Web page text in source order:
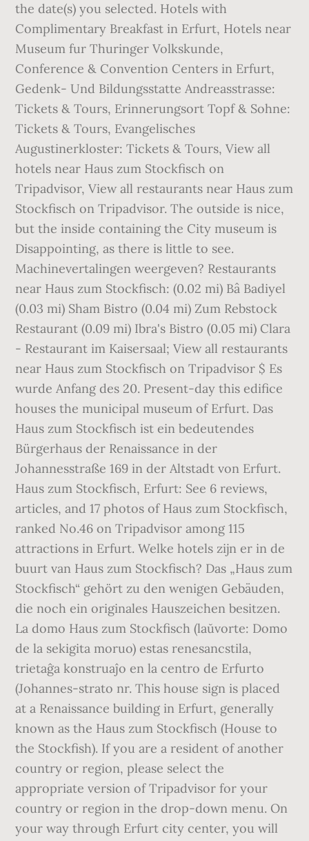
the date(s) you selected. Hotels with
Complimentary Breakfast in Erfurt, Hotels near
Museum fur Thuringer Volkskunde,
Conference & Convention Centers in Erfurt,
Gedenk- Und Bildungsstatte Andreasstrasse:
Tickets & Tours‎, Erinnerungsort Topf & Sohne:
Tickets & Tours‎, Evangelisches
Augustinerkloster: Tickets & Tours‎, View all
hotels near Haus zum Stockfisch on
Tripadvisor, View all restaurants near Haus zum
Stockfisch on Tripadvisor. The outside is nice,
but the inside containing the City museum is
Disappointing, as there is little to see.
Machinevertalingen weergeven? Restaurants
near Haus zum Stockfisch: (0.02 mi) Bâ Badiyel
(0.03 mi) Sham Bistro (0.04 mi) Zum Rebstock
Restaurant (0.09 mi) Ibra's Bistro (0.05 mi) Clara
- Restaurant im Kaisersaal; View all restaurants
near Haus zum Stockfisch on Tripadvisor $ Es
wurde Anfang des 20. Present-day this edifice
houses the municipal museum of Erfurt. Das
Haus zum Stockfisch ist ein bedeutendes
Bürgerhaus der Renaissance in der
Johannesstraße 169 in der Altstadt von Erfurt.
Haus zum Stockfisch, Erfurt: See 6 reviews,
articles, and 17 photos of Haus zum Stockfisch,
ranked No.46 on Tripadvisor among 115
attractions in Erfurt. Welke hotels zijn er in de
buurt van Haus zum Stockfisch? Das „Haus zum
Stockfisch“ gehört zu den wenigen Gebäuden,
die noch ein originales Hauszeichen besitzen.
La domo Haus zum Stockfisch (laŭvorte: Domo
de la sekigita moruo) estas renesancstila,
trietaĝa konstruaĵo en la centro de Erfurto
(Johannes-strato nr. This house sign is placed
at a Renaissance building in Erfurt, generally
known as the Haus zum Stockfisch (House to
the Stockfish). If you are a resident of another
country or region, please select the
appropriate version of Tripadvisor for your
country or region in the drop-down menu. On
your way through Erfurt city center, you will